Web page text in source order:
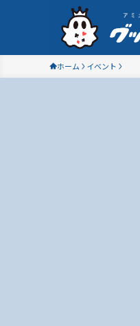
ホーム イベント